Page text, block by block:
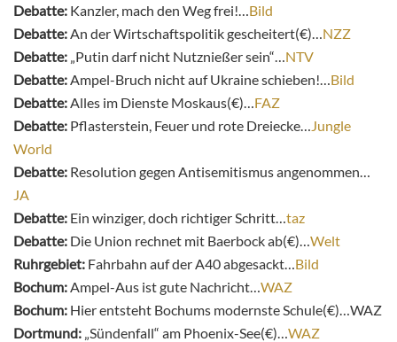
Debatte: Kanzler, mach den Weg frei!… Bild
Debatte: An der Wirtschaftspolitik gescheitert(€)… NZZ
Debatte: „Putin darf nicht Nutznießer sein“… NTV
Debatte: Ampel-Bruch nicht auf Ukraine schieben!… Bild
Debatte: Alles im Dienste Moskaus(€)… FAZ
Debatte: Pflasterstein, Feuer und rote Dreiecke…
Jungle
World
Debatte: Resolution gegen Antisemitismus angenommen…
JA
Debatte: Ein winziger, doch richtiger Schritt… taz
Debatte: Die Union rechnet mit Baerbock ab(€)… Welt
Ruhrgebiet: Fahrbahn auf der A40 abgesackt… Bild
Bochum: Ampel-Aus ist gute Nachricht… WAZ
Bochum: Hier entsteht Bochums modernste Schule(€)…WAZ
Dortmund: „Sündenfall“ am Phoenix-See(€)… WAZ